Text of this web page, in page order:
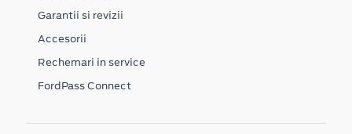
Garantii si revizii
Accesorii
Rechemari in service
FordPass Connect